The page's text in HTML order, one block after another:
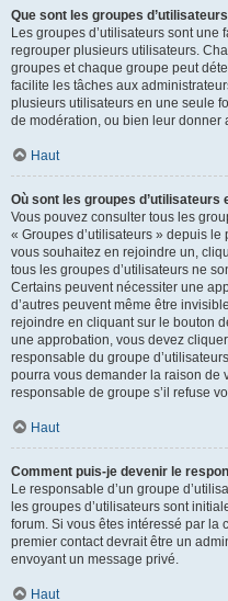
Que sont les groupes
Les groupes d’utilisateurs sont
regrouper plusieurs utilisateurs.
groupes et chaque groupe peut
facilite les tâches aux
plusieurs utilisateurs en une seule
de modération, ou bien leur donner
Haut
Où sont les groupes
Vous pouvez consulter tous les
« Groupes d’utilisateurs » depuis le
vous souhaitez en rejoindre un,
tous les groupes d’utilisateurs ne
Certains peuvent nécessiter une
d’autres peuvent même être
rejoindre en cliquant sur le bouton
une approbation, vous devez
responsable du groupe
pourra vous demander la raison de
responsable de groupe s’il refuse
Haut
Comment puis-je devenir le
Le responsable d’un groupe
les groupes d’utilisateurs sont
forum. Si vous êtes intéressé par la
premier contact devrait être un
envoyant un message privé.
Haut